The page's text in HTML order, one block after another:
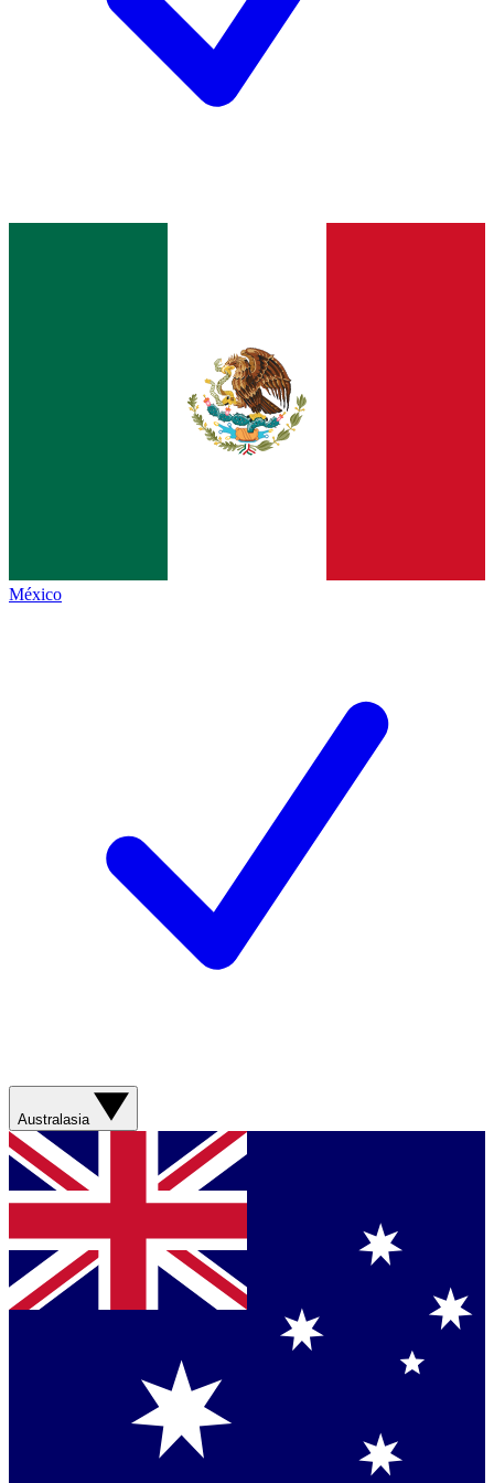
México
Australasia